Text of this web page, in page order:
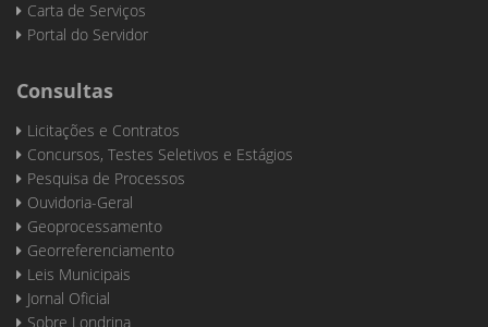
Carta de Serviços
Portal do Servidor
Consultas
Licitações e Contratos
Concursos, Testes Seletivos e Estágios
Pesquisa de Processos
Ouvidoria-Geral
Geoprocessamento
Georreferenciamento
Leis Municipais
Jornal Oficial
Sobre Londrina